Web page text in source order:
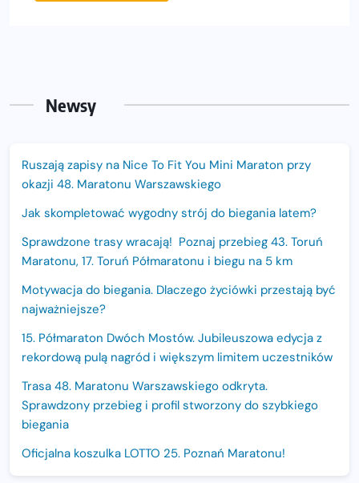
Newsy
Ruszają zapisy na Nice To Fit You Mini Maraton przy
okazji 48. Maratonu Warszawskiego
Jak skompletować wygodny strój do biegania latem?
Sprawdzone trasy wracają! Poznaj przebieg 43. Toruń
Maratonu, 17. Toruń Półmaratonu i biegu na 5 km
Motywacja do biegania. Dlaczego życiówki przestają być
najważniejsze?
15. Półmaraton Dwóch Mostów. Jubileuszowa edycja z
rekordową pulą nagród i większym limitem uczestników
Trasa 48. Maratonu Warszawskiego odkryta.
Sprawdzony przebieg i profil stworzony do szybkiego
biegania
Oficjalna koszulka LOTTO 25. Poznań Maratonu!